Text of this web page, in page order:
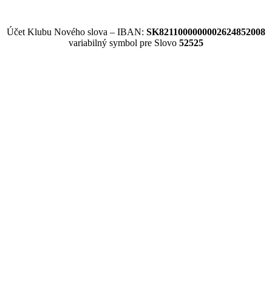
Účet Klubu Nového slova – IBAN: SK8211000000002624852008
variabilný symbol pre Slovo 52525